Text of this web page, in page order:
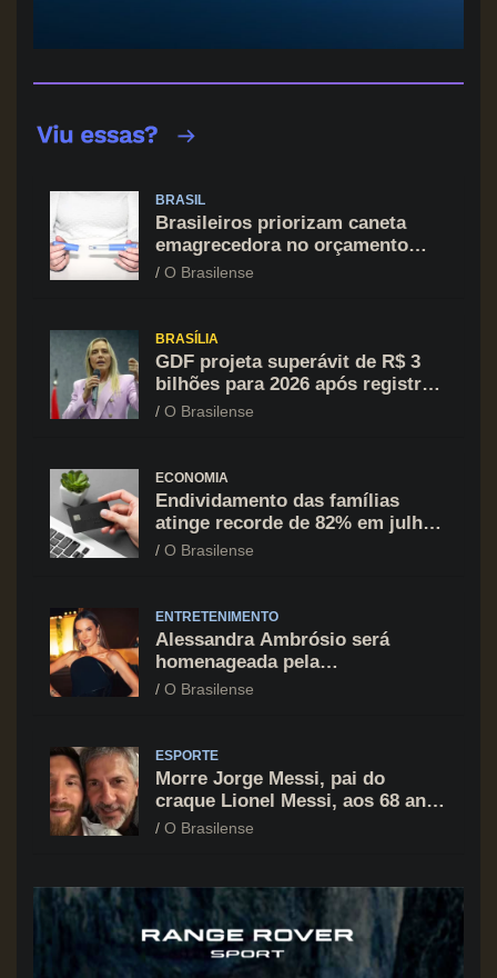
BRASIL
Brasileiros priorizam caneta
emagrecedora no orçamento
mesmo em situação de aperto
O Brasilense
BRASÍLIA
GDF projeta superávit de R$ 3
bilhões para 2026 após registrar
recuo no déficit
O Brasilense
ECONOMIA
Endividamento das famílias
atinge recorde de 82% em julho;
cartão de crédito segue como
O Brasilense
ENTRETENIMENTO
Alessandra Ambrósio será
homenageada pela
BrazilFoundation no New York
O Brasilense
ESPORTE
Morre Jorge Messi, pai do
craque Lionel Messi, aos 68 anos
na Argentina
O Brasilense